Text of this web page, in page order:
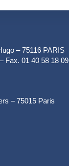
– 75116 PARIS
Fax. 01 40 58 18 09
– 75015 Paris